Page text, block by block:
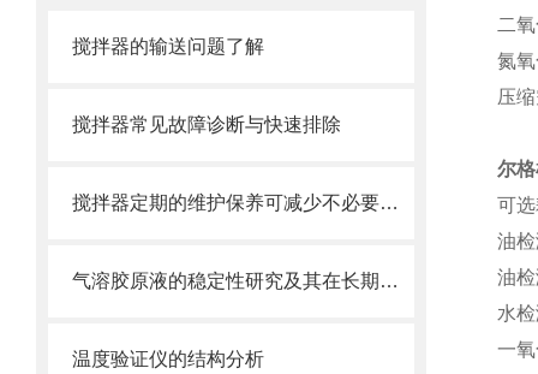
搅拌器的输送问题了解
搅拌器常见故障诊断与快速排除
搅拌器定期的维护保养可减少不必要的损失
气溶胶原液的稳定性研究及其在长期储存中的变化
温度验证仪的结构分析
二
氮
压
尔
可
油
油
水
一